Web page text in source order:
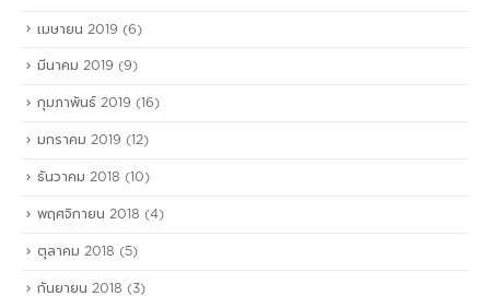
เมษายน 2019 (6)
มีนาคม 2019 (9)
กุมภาพันธ์ 2019 (16)
มกราคม 2019 (12)
ธันวาคม 2018 (10)
พฤศจิกายน 2018 (4)
ตุลาคม 2018 (5)
กันยายน 2018 (3)